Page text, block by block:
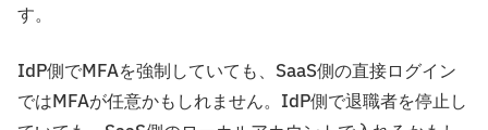
す。
IdP側でMFAを強制していても、SaaS側の直接ログイン
ではMFAが任意かもしれません。IdP側で退職者を停止し